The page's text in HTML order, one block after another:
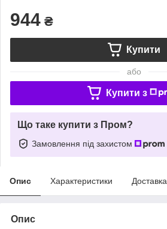
944 ₴
Купити
або
Купити з
Що таке купити з Пром?
Замовлення під захистом
Опис Характеристики Доставка
Опис